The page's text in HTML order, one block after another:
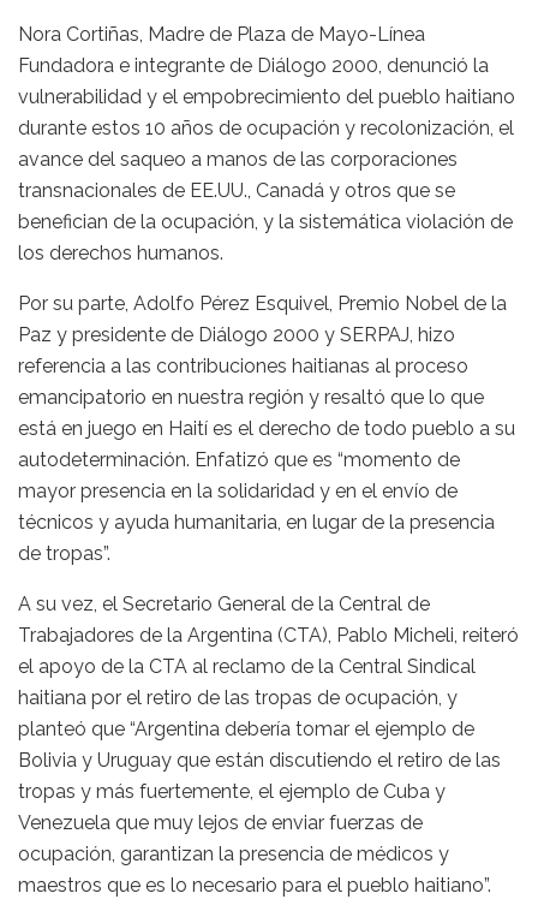
Nora Cortiñas, Madre de Plaza de Mayo-Línea
Fundadora e integrante de Diálogo 2000, denunció la
vulnerabilidad y el empobrecimiento del pueblo haitiano
durante estos 10 años de ocupación y recolonización, el
avance del saqueo a manos de las corporaciones
transnacionales de EE.UU., Canadá y otros que se
benefician de la ocupación, y la sistemática violación de
los derechos humanos.
Por su parte, Adolfo Pérez Esquivel, Premio Nobel de la
Paz y presidente de Diálogo 2000 y SERPAJ, hizo
referencia a las contribuciones haitianas al proceso
emancipatorio en nuestra región y resaltó que lo que
está en juego en Haití es el derecho de todo pueblo a su
autodeterminación. Enfatizó que es “momento de
mayor presencia en la solidaridad y en el envío de
técnicos y ayuda humanitaria, en lugar de la presencia
de tropas”.
A su vez, el Secretario General de la Central de
Trabajadores de la Argentina (CTA), Pablo Micheli, reiteró
el apoyo de la CTA al reclamo de la Central Sindical
haitiana por el retiro de las tropas de ocupación, y
planteó que “Argentina debería tomar el ejemplo de
Bolivia y Uruguay que están discutiendo el retiro de las
tropas y más fuertemente, el ejemplo de Cuba y
Venezuela que muy lejos de enviar fuerzas de
ocupación, garantizan la presencia de médicos y
maestros que es lo necesario para el pueblo haitiano”.